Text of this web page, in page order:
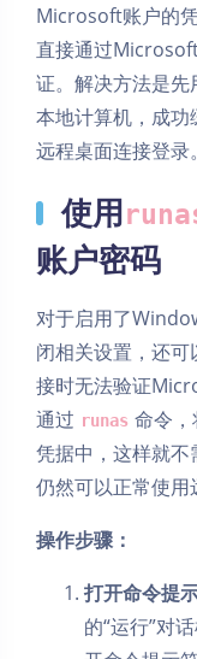
Microsoft账户的
直接通过
证。解决方法是
本地计算机，成
远程桌面连接登录。
使用
账户密码
对于启用了
闭相关设置，还
接时无法验证
通过 runas 命令
凭据中，这样就
仍然可以正常使用
操作步骤：
打开命令提
的“运行”对